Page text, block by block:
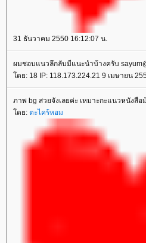
31 ธันวาคม 2550 16:12:07 น.
ผมชอบแนวลึกลับมีแนะนำบ้างครับ
โดย: 18 IP: 118.173.224.21 9 เมษายน
ภาพ bg สวยจังเลยค่ะ เหมาะกะแนวหนังสือ
โดย: ตะไคร้หอม